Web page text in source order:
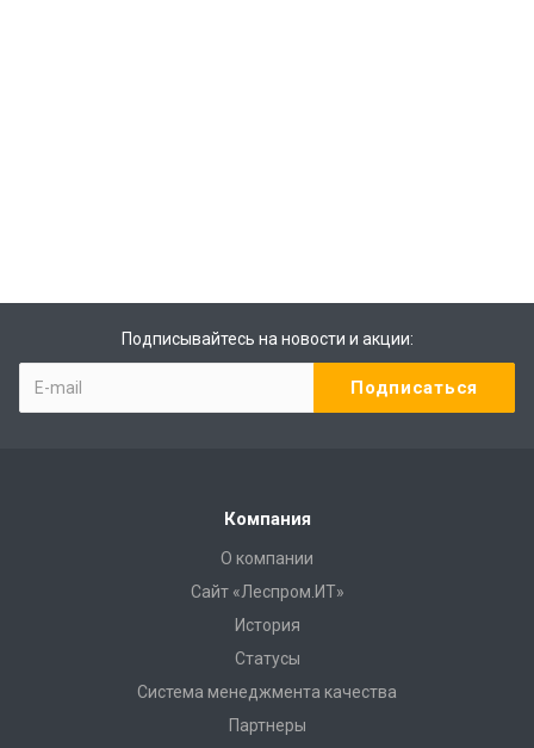
Подписывайтесь на новости и акции:
Компания
О компании
Сайт «Леспром.ИТ»
История
Статусы
Система менеджмента качества
Партнеры